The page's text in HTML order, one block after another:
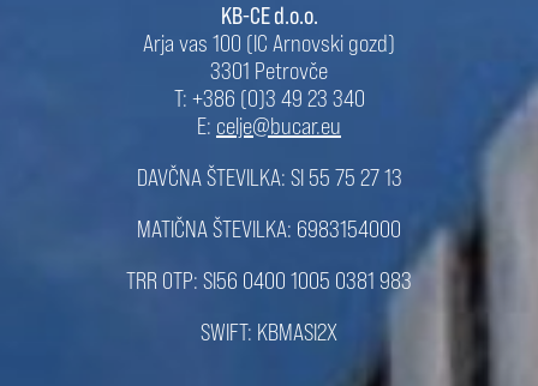
KB-CE d.o.o.
Arja vas 100 (IC Arnovski gozd)
3301 Petrovče
T: +386 (0)3 49 23 340
E: celje@bucar.eu
DAVČNA ŠTEVILKA: SI 55 75 27 13
MATIČNA ŠTEVILKA: 6983154000
TRR OTP: SI56 0400 1005 0381 983
SWIFT: KBMASI2X